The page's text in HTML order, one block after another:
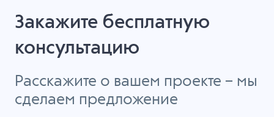
Закажите бесплатную
консультацию
Расскажите о вашем проекте – мы
сделаем предложение